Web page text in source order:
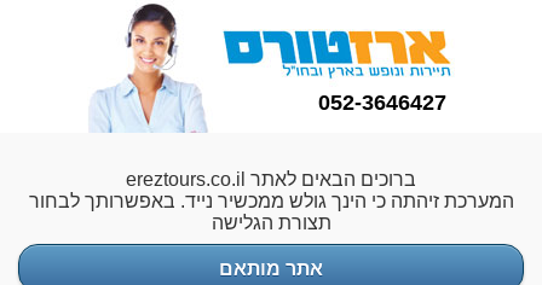
052-3646427
ברוכים הבאים לאתר ereztours.co.il
המערכת זיהתה כי הינך גולש ממכשיר נייד. באפשרותך לבחור
תצורת הגלישה
אתר מותאם